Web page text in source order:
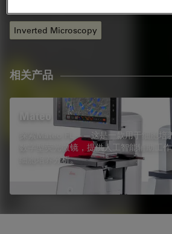
Inverted Microscopy
相关产品
Mateo
探索Mateo FL——这是一款用于细胞培
数字型荧光微镜，提供人工智能辅助工
细胞培养分析。